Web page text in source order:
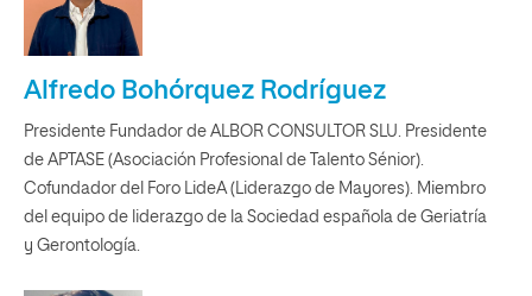
Alfredo Bohórquez Rodríguez
Presidente Fundador de ALBOR CONSULTOR SLU. Presidente
de APTASE (Asociación Profesional de Talento Sénior).
Cofundador del Foro LideA (Liderazgo de Mayores). Miembro
del equipo de liderazgo de la Sociedad española de Geriatría
y Gerontología.